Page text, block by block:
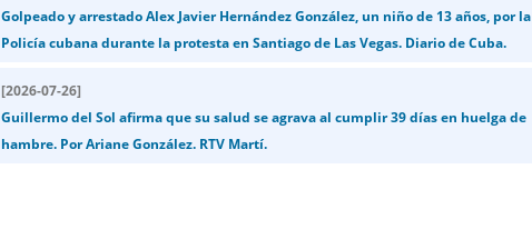
Golpeado y arrestado Alex Javier Hernández González, un niño de 13 años, por la
Policía cubana durante la protesta en Santiago de Las Vegas. Diario de Cuba.
[2026-07-26]
Guillermo del Sol afirma que su salud se agrava al cumplir 39 días en huelga de
hambre. Por Ariane González. RTV Martí.